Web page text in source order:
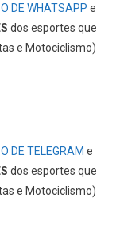
DE WHATSAPP e
dos esportes que
e Motociclismo)
DE TELEGRAM e
dos esportes que
e Motociclismo)